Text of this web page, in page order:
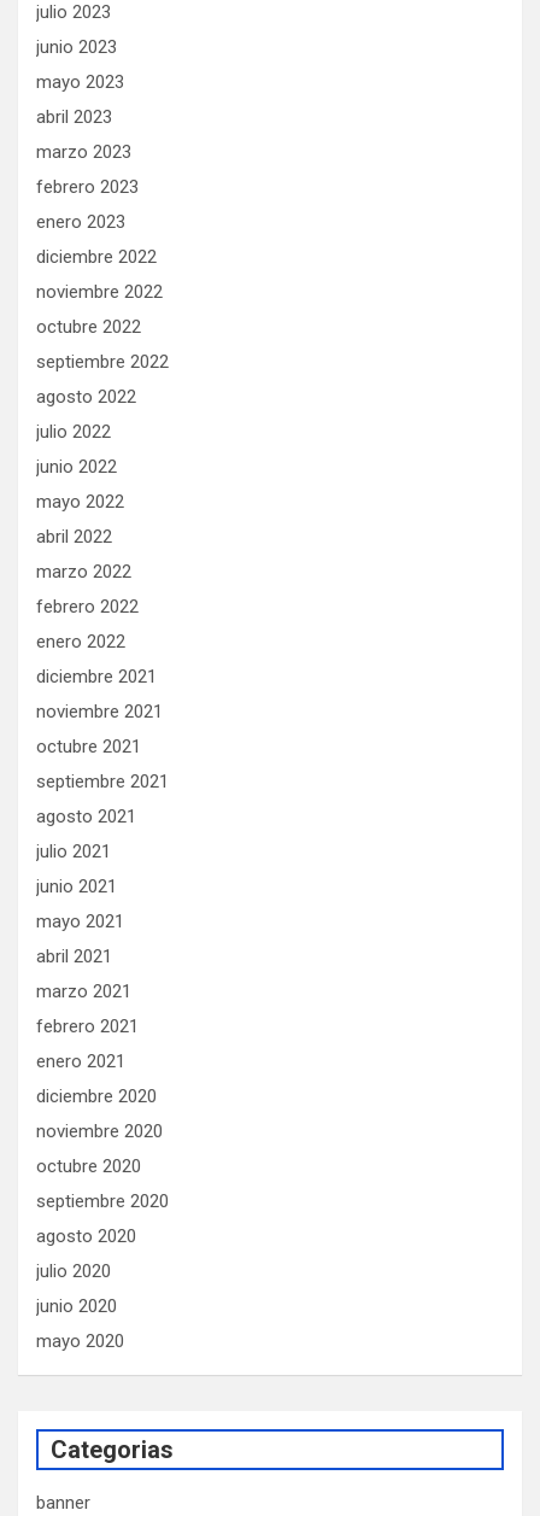
julio 2023
junio 2023
mayo 2023
abril 2023
marzo 2023
febrero 2023
enero 2023
diciembre 2022
noviembre 2022
octubre 2022
septiembre 2022
agosto 2022
julio 2022
junio 2022
mayo 2022
abril 2022
marzo 2022
febrero 2022
enero 2022
diciembre 2021
noviembre 2021
octubre 2021
septiembre 2021
agosto 2021
julio 2021
junio 2021
mayo 2021
abril 2021
marzo 2021
febrero 2021
enero 2021
diciembre 2020
noviembre 2020
octubre 2020
septiembre 2020
agosto 2020
julio 2020
junio 2020
mayo 2020
Categorias
banner